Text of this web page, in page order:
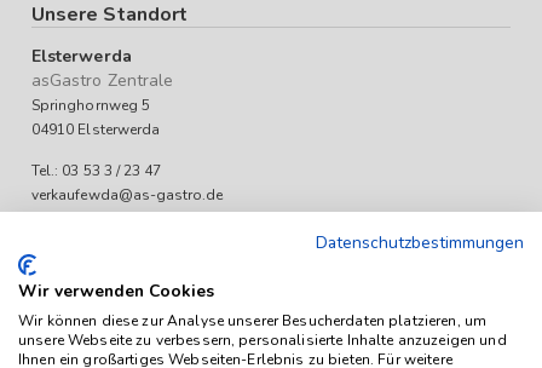
Unsere Standort
Elsterwerda
asGastro Zentrale
Springhornweg 5
04910 Elsterwerda
Tel.: 03 53 3 / 23 47
verkaufewda@as-gastro.de
Mo-Fr 09:00 bis 17:00 Uhr
Datenschutzbestimmungen
Wir verwenden Cookies
Wir können diese zur Analyse unserer Besucherdaten platzieren, um
unsere Webseite zu verbessern, personalisierte Inhalte anzuzeigen und
Ihnen ein großartiges Webseiten-Erlebnis zu bieten. Für weitere